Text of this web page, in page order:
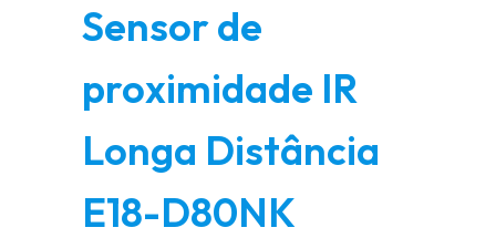
Sensor de
proximidade IR
Longa Distância
E18-D80NK